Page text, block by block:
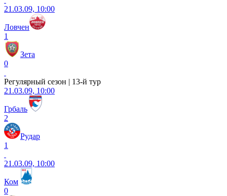
21.03.09, 10:00
Ловчен
1
Зета
0
Регулярный сезон | 13-й тур
21.03.09, 10:00
Грбаль
2
Рудар
1
21.03.09, 10:00
Ком
0